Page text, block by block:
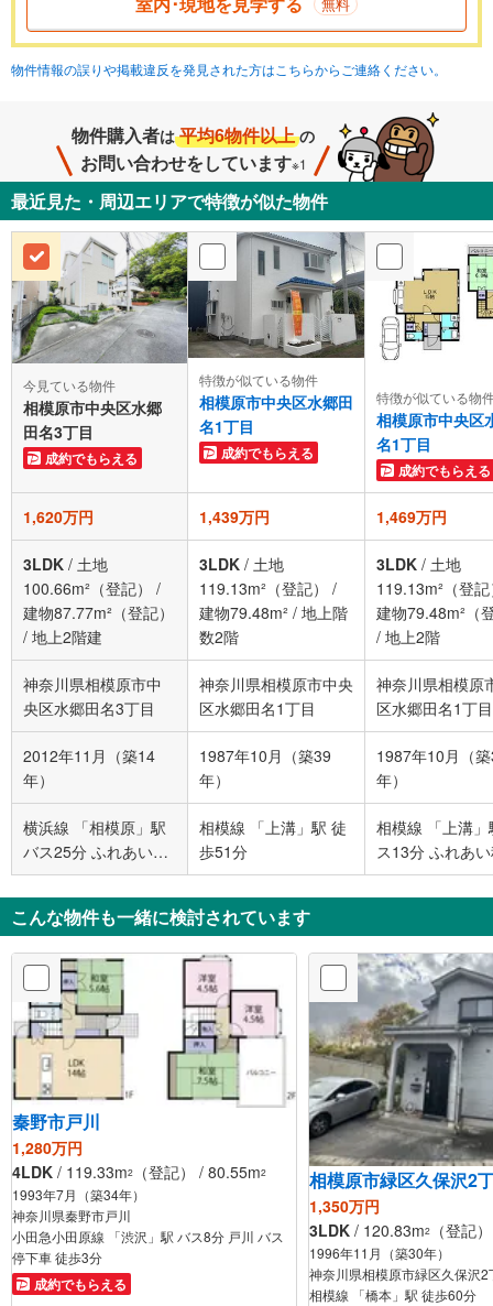
物件情報の誤りや掲載違反を発見された方はこちらからご連絡ください。
物件購入者は 平均6物件以上 の
お問い合わせをしています※1
最近見た・周辺エリアで特徴が似た物件
今見ている物件
相模原市中央区水郷
田名3丁目
成約でもらえる
特徴が似ている物件
相模原市中央区水郷田
名1丁目
成約でもらえる
特徴が似ている物
相模原市中央区
名1丁目
成約でもらえる
1,620万円 1,439万円 1,469万円
3LDK / 土地
100.66m²（登記）
/
建物87.77m²（登記）
/ 地上2階建
3LDK / 土地
119.13m²（登記）
/
建物79.48m² / 地上階
数2階
3LDK / 土地
119.13m²（登
建物79.48m²（
/ 地上2階
神奈川県相模原市中
央区水郷田名3丁目
神奈川県相模原市中央
区水郷田名1丁目
神奈川県相模原
区水郷田名1丁目
2012年11月（築14
年）
1987年10月（築39
年）
1987年10月（
年）
横浜線 「相模原」駅
バス25分 ふれあい科
学館前 バス停下車 徒
歩4分
相模線 「上溝」駅 徒
歩51分
相模線 「上溝」
ス13分 ふれあ
館前 バス停下車
7分
こんな物件も一緒に検討されています
秦野市戸川
1,280万円
4LDK / 119.33m2 （登記） / 80.55m2
1993年7月（築34年）
神奈川県秦野市戸川
小田急小田原線 「渋沢」駅 バス8分 戸川 バス
停下車 徒歩3分
成約でもらえる
相模原市緑区久保沢2
1,350万円
3LDK / 120.83m2 （登記
1996年11月（築30年）
神奈川県相模原市緑区久保沢2
相模線 「橋本」駅 徒歩60分